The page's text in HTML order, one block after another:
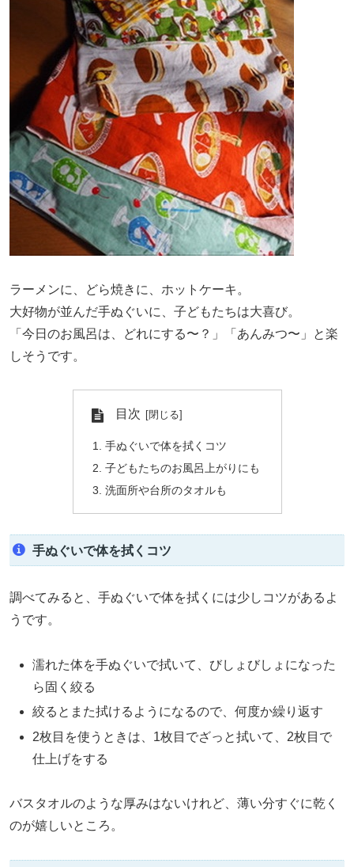
ラーメンに、どら焼きに、ホットケーキ。
大好物が並んだ手ぬぐいに、子どもたちは大喜び。
「今日のお風呂は、どれにする〜？」「あんみつ〜」と楽
しそうです。
目次
手ぬぐいで体を拭くコツ
子どもたちのお風呂上がりにも
洗面所や台所のタオルも
手ぬぐいで体を拭くコツ
調べてみると、手ぬぐいで体を拭くには少しコツがあるよ
うです。
濡れた体を手ぬぐいで拭いて、びしょびしょになった
ら固く絞る
絞るとまた拭けるようになるので、何度か繰り返す
2枚目を使うときは、1枚目でざっと拭いて、2枚目で
仕上げをする
バスタオルのような厚みはないけれど、薄い分すぐに乾く
のが嬉しいところ。